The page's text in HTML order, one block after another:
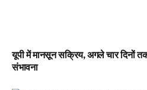
यूपी में मानसून सक्रिय, अगले चार दिनों तक
संभावना